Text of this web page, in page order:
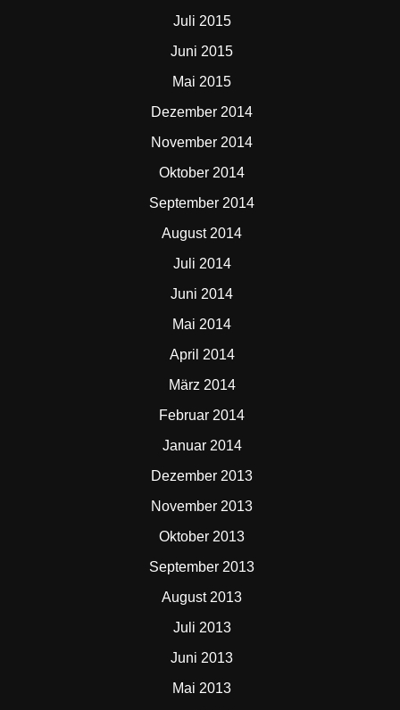
Juli 2015
Juni 2015
Mai 2015
Dezember 2014
November 2014
Oktober 2014
September 2014
August 2014
Juli 2014
Juni 2014
Mai 2014
April 2014
März 2014
Februar 2014
Januar 2014
Dezember 2013
November 2013
Oktober 2013
September 2013
August 2013
Juli 2013
Juni 2013
Mai 2013